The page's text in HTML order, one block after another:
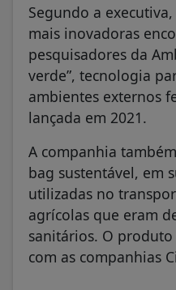
Segundo a
mais inovadoras
pesquisadores da
verde”, tecnologia
ambientes externos
lançada em 2021.
A companhia
bag sustentável, em
utilizadas no
agrícolas que eram
sanitários. O
com as companhias